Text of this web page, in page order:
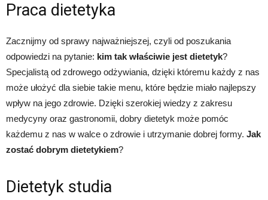
Praca dietetyka
Zacznijmy od sprawy najważniejszej, czyli od poszukania
odpowiedzi na pytanie: kim tak właściwie jest dietetyk?
Specjalistą od zdrowego odżywiania, dzięki któremu każdy z nas
może ułożyć dla siebie takie menu, które będzie miało najlepszy
wpływ na jego zdrowie. Dzięki szerokiej wiedzy z zakresu
medycyny oraz gastronomii, dobry dietetyk może pomóc
każdemu z nas w walce o zdrowie i utrzymanie dobrej formy. Jak
zostać dobrym dietetykiem?
Dietetyk studia